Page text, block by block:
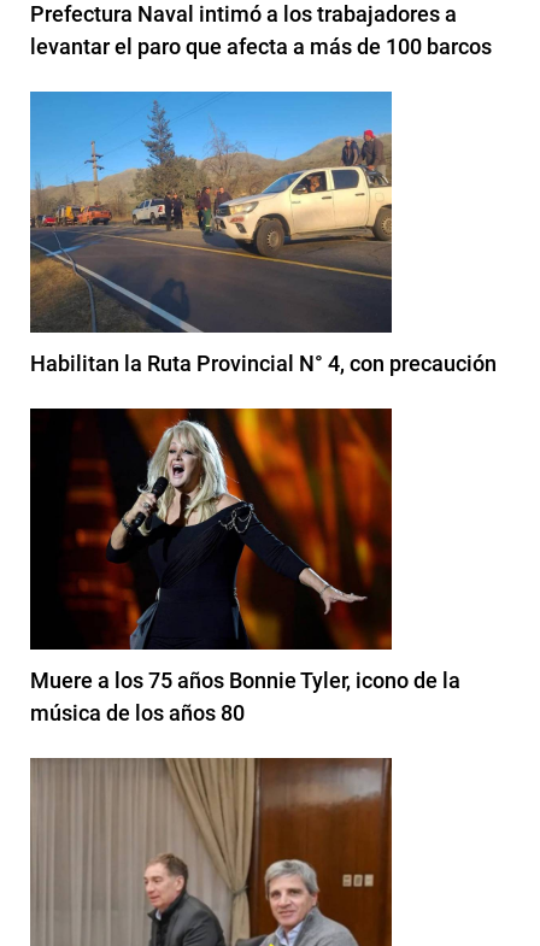
Prefectura Naval intimó a los trabajadores a
levantar el paro que afecta a más de 100 barcos
Habilitan la Ruta Provincial N° 4, con precaución
Muere a los 75 años Bonnie Tyler, icono de la
música de los años 80